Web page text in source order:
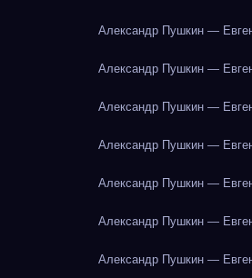
Александр Пушкин —
Александр Пушкин —
Александр Пушкин —
Александр Пушкин —
Александр Пушкин —
Александр Пушкин —
Александр Пушкин —